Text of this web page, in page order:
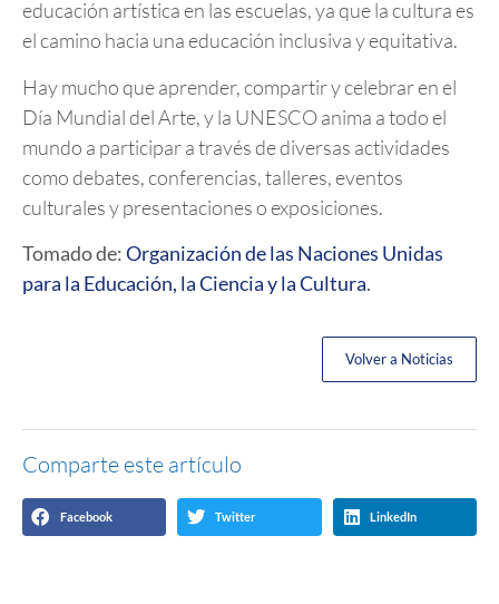
educación artística en las escuelas, ya que la cultura es
el camino hacia una educación inclusiva y equitativa.
Hay mucho que aprender, compartir y celebrar en el
Día Mundial del Arte, y la UNESCO anima a todo el
mundo a participar a través de diversas actividades
como debates, conferencias, talleres, eventos
culturales y presentaciones o exposiciones.
Tomado de:Organización de las Naciones Unidas
para la Educación, la Ciencia y la Cultura.
Volver a Noticias
Comparte este artículo
Facebook Twitter LinkedIn